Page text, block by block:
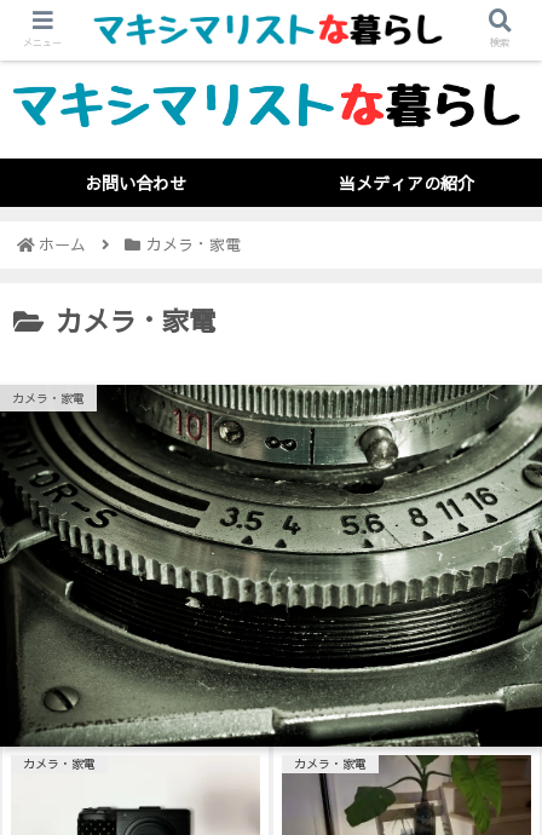
お問い合わせ 当メディアの紹介
ホーム カメラ・家電
カメラ・家電
カメラ・家電
カメラ・家電 カメラ・家電
メニュー 検索